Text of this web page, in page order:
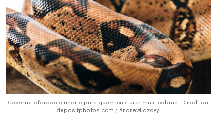
Governo oferece dinheiro para quem capturar mais cobras - Créditos:
depositphotos.com / AndrewLozovyi